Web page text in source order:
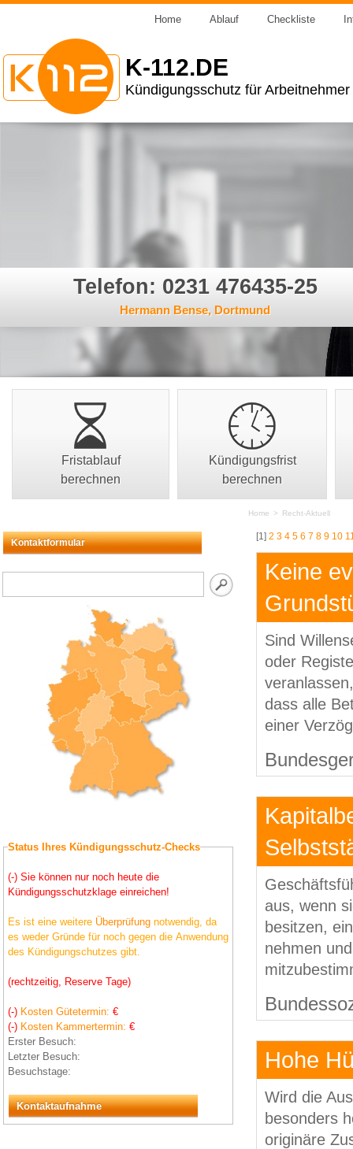
Home Ablauf Checkliste
K-112.DE
Kündigungsschutz für Arbeitnehmer
Telefon: 0231 476435-25
Hermann Bense, Dortmund
Fristablauf
berechnen
Kündigungsfrist
berechnen
Home > Recht-Aktuell
Kontaktformular
Status Ihres Kündigungsschutz-Checks
(-) Sie können nur noch heute die
Kündigungsschutzklage einreichen!
Es ist eine weitere Überprüfung notwendig, da
es weder Gründe für noch gegen die Anwendung
des Kündigungschutzes gibt.
(rechtzeitig, Reserve Tage)
(-) Kosten Gütetermin: €
(-) Kosten Kammertermin: €
Erster Besuch:
Letzter Besuch:
Besuchstage:
Kontaktaufnahme
[1] 2 3 4 5 6 7 8 9 10
Keine
Sind
oder
dass alle
einer
aus, wenn
besitzen,
nehmen
Hohe
Wird die
besonders
originäre